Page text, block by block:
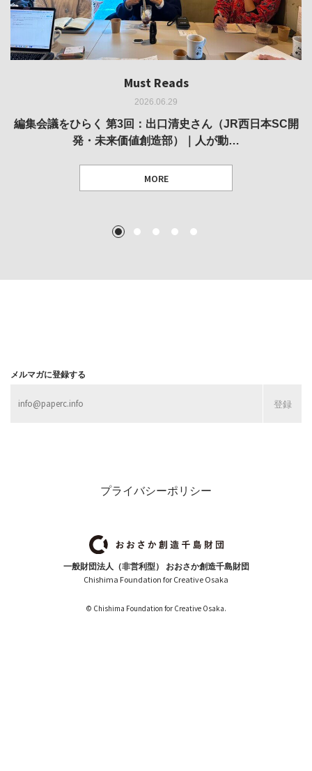
Must Reads
2026.06.29
編集会議をひらく 第3回：出口清史さん（JR西日本SC開
発・未来価値創造部）｜人が動…
MORE
Must Reads
2026.05.14
REVIEW｜果たして美術家・梅津庸一は、「大阪のゆかり
作家」となることができたのか…
Must Reads
2026.03.11
REPORT｜博覧会の残像
MORE
Must Reads
2026.02.25
REVIEW｜菊池聡太朗 個展「余りの風景」
MORE
Must Reads
2025.10.01
REVIEW｜生の存在証明としての線——「ライフライン」
展
1 2 3 4 5
メルマガに登録する
プライバシーポリシー
一般財団法人（非営利型） おおさか創造千島財団
Chishima Foundation for Creative Osaka
© Chishima Foundation for Creative Osaka.